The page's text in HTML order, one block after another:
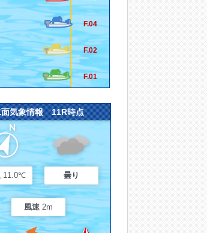
F.04
F.02
F.01
面気象情報 11R時点
11.0℃ 曇り
風速 2m